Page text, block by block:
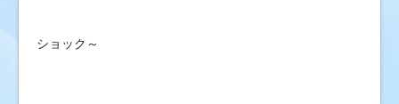
ショック～